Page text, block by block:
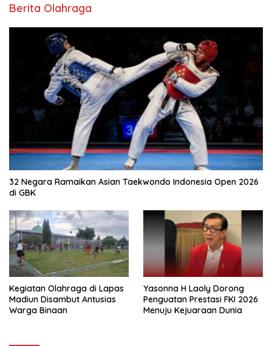
Berita Olahraga
32 Negara Ramaikan Asian Taekwondo Indonesia Open 2026
di GBK
Kegiatan Olahraga di Lapas
Madiun Disambut Antusias
Warga Binaan
Yasonna H Laoly Dorong
Penguatan Prestasi FKI 2026
Menuju Kejuaraan Dunia